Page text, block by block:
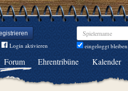
Login aktivieren
Spielername
eingeloggt bleiben
Forum Ehrentribüne Kalender